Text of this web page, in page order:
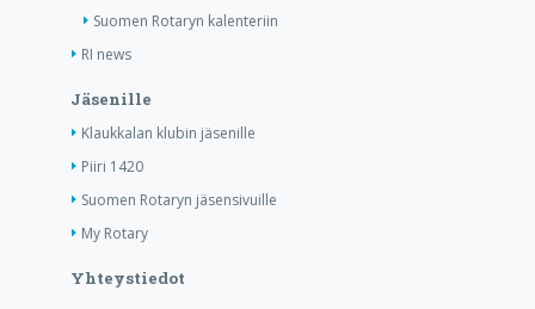
Suomen Rotaryn kalenteriin
RI news
Jäsenille
Klaukkalan klubin jäsenille
Piiri 1420
Suomen Rotaryn jäsensivuille
My Rotary
Yhteystiedot